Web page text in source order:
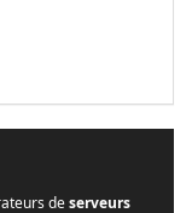
deserveurs